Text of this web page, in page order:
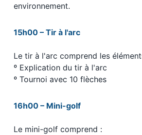
environnement.
15h00 – Tir à l'arc
Le tir à l'arc comprend les
º Explication du tir à l'arc
º Tournoi avec 10 flèches
16h00 – Mini-golf
Le mini-golf comprend :